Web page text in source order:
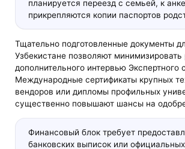
планируется переезд с семьей, к
прикрепляются копии паспортов
Тщательно подготовленные документы
Узбекистане позволяют минимизировать
дополнительного интервью Экспертного
Международные сертификаты крупных
вендоров или дипломы профильных
существенно повышают шансы на
Финансовый блок требует
банковских выписок или